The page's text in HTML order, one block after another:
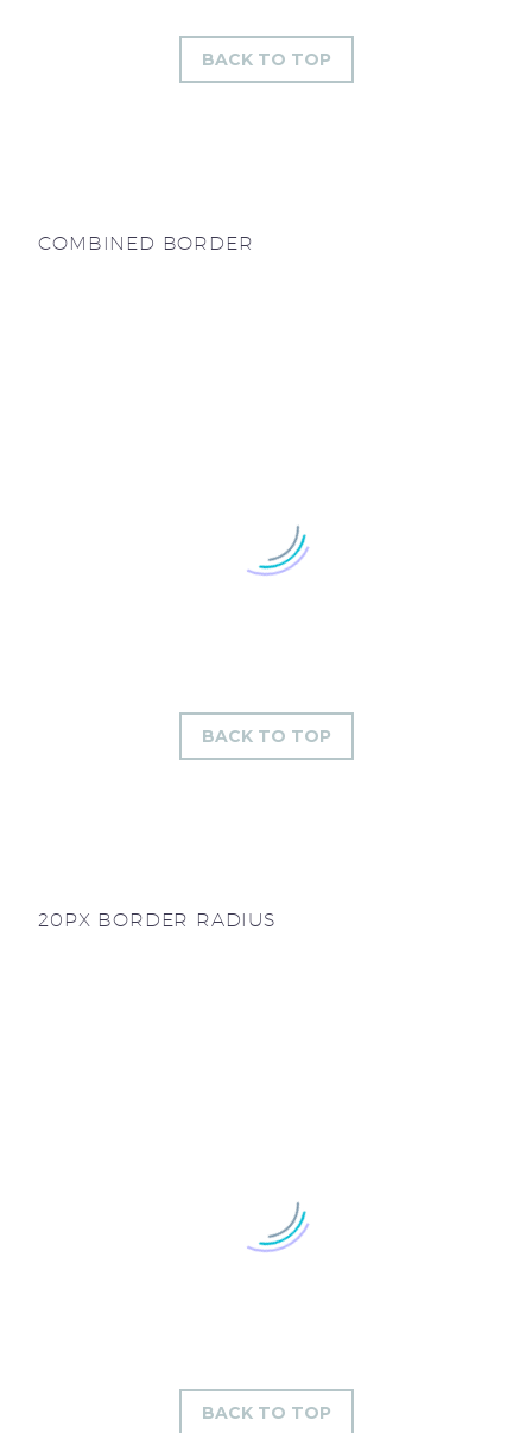
BACK TO TOP
COMBINED BORDER
BACK TO TOP
20PX BORDER RADIUS
BACK TO TOP